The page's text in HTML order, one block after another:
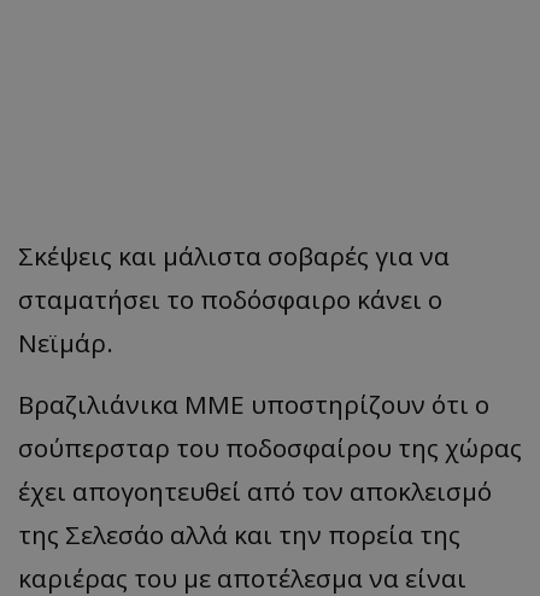
Σκέψεις και μάλιστα σοβαρές για να
σταματήσει το ποδόσφαιρο κάνει ο
Νεϊμάρ.
Βραζιλιάνικα ΜΜΕ υποστηρίζουν ότι ο
σούπερσταρ του ποδοσφαίρου της χώρας
έχει απογοητευθεί από τον αποκλεισμό
της Σελεσάο αλλά και την πορεία της
καριέρας του με αποτέλεσμα να είναι